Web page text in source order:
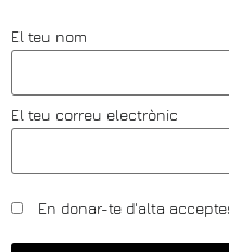
El teu nom
El teu correu electrònic
En donar-te d'alta